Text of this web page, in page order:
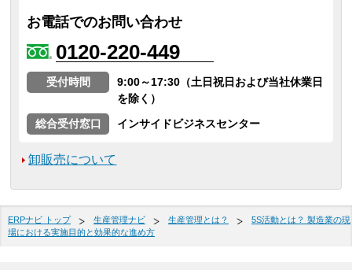
お電話でのお問い合わせ
0120-220-449
受付時間
9:00～17:30（土日祝日および当社休業日
を除く）
総合受付窓口
インサイドビジネスセンター
卸販売について
ERPナビ トップ 生産管理ナビ 生産管理とは？
5S活動とは？ 製造業の現
場における実施目的と効果的な進め方